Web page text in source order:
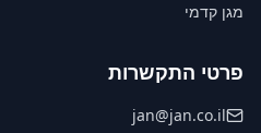
מגן קדמי
פרטי התקשרות
jan@jan.co.il